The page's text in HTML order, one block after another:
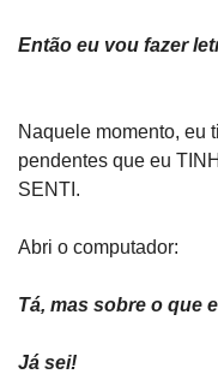
Então eu vou fazer
Naquele momento, eu
pendentes que eu
SENTI.
Abri o computador:
Tá, mas sobre o que
Já sei!